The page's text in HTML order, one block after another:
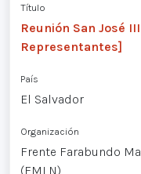
Título
Reunión San José
Representantes]
País
El Salvador
Organización
Frente Farabundo
(FMLN)